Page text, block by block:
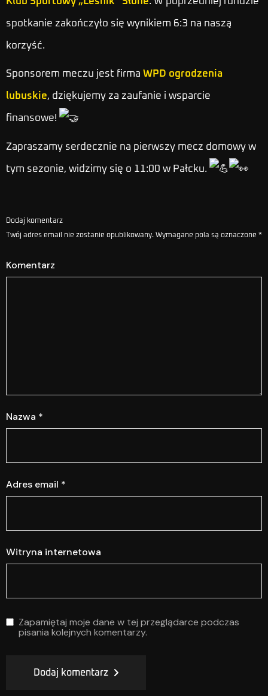
spotkanie zakończyło się wynikiem 6:3 na naszą
korzyść.
Sponsorem meczu jest firma WPD ogrodzenia
lubuskie, dziękujemy za zaufanie i wsparcie
finansowe!
Zapraszamy serdecznie na pierwszy mecz domowy w
tym sezonie, widzimy się o 11:00 w Pałcku.
Dodaj komentarz
Twój adres email nie zostanie opublikowany. Wymagane pola są oznaczone *
Komentarz
Nazwa *
Adres email *
Witryna internetowa
Zapamiętaj moje dane w tej przeglądarce podczas
pisania kolejnych komentarzy.
Dodaj komentarz